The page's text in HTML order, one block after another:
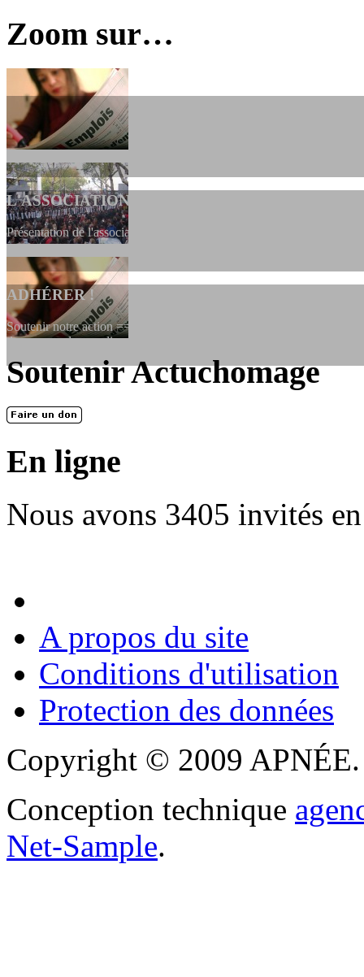
Zoom sur…
L'ASSOCIATION
Présentation de l'association et de sa charte qui encadre nos actions
ADHÉRER !
Soutenir notre action ==> Si vous souhaitez adhérer à
dessous, en le remplissant et en...
En 2004, une dizaine de personnes contribuèrent au lancement de
Soutenir Actuchomage
En ligne
Nous avons 3405 invités
A propos du site
Conditions d'utilisation
Protection des données
Copyright © 2009 APNÉE.
Conception technique
Net-Sample.